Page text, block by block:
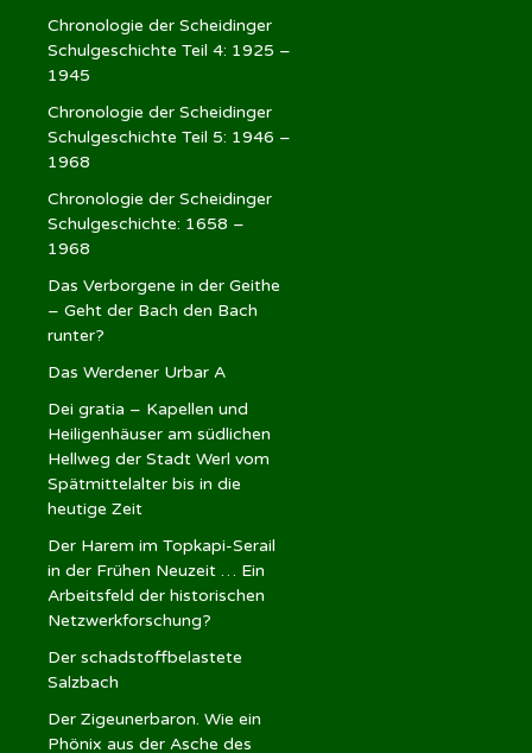
Chronologie der Scheidinger
Schulgeschichte Teil 4: 1925 –
1945
Chronologie der Scheidinger
Schulgeschichte Teil 5: 1946 –
1968
Chronologie der Scheidinger
Schulgeschichte: 1658 –
1968
Das Verborgene in der Geithe
– Geht der Bach den Bach
runter?
Das Werdener Urbar A
Dei gratia – Kapellen und
Heiligenhäuser am südlichen
Hellweg der Stadt Werl vom
Spätmittelalter bis in die
heutige Zeit
Der Harem im Topkapi-Serail
in der Frühen Neuzeit … Ein
Arbeitsfeld der historischen
Netzwerkforschung?
Der schadstoffbelastete
Salzbach
Der Zigeunerbaron. Wie ein
Phönix aus der Asche des